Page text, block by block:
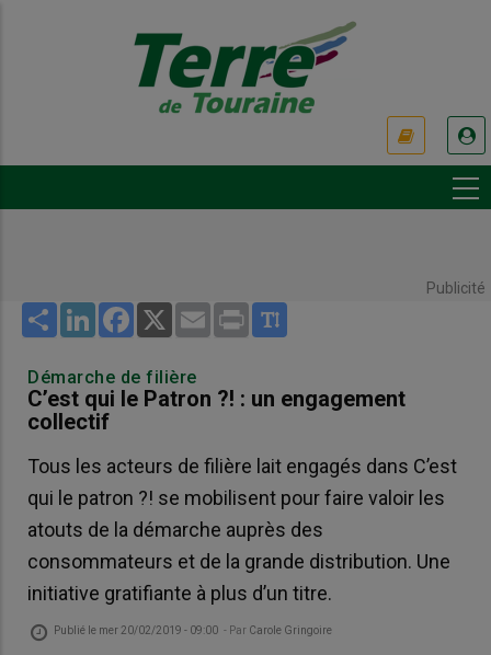
Publicité
Share LinkedInFacebook
X Email Print
Démarche de filière
C’est qui le Patron ?! : un engagement
collectif
Tous les acteurs de filière lait engagés dans C’est
qui le patron ?! se mobilisent pour faire valoir les
atouts de la démarche auprès des
consommateurs et de la grande distribution. Une
initiative gratifiante à plus d’un titre.
Publié le mer 20/02/2019 - 09:00 - Par Carole Gringoire